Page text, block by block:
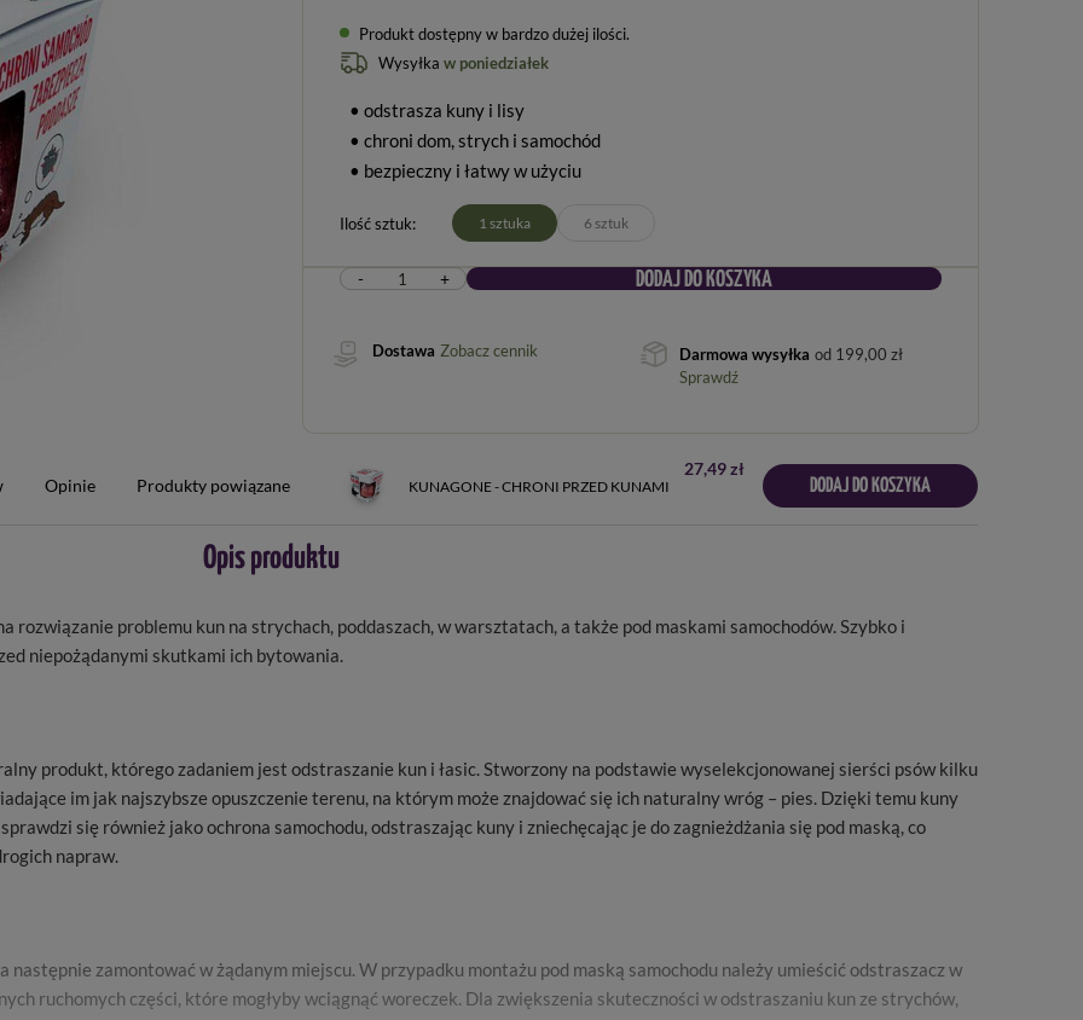
Produkt dostępny w bardzo dużej ilości
Wysyłka w poniedziałek
• odstrasza kuny i lisy
• chroni dom, strych i samochód
• bezpieczny i łatwy w użyciu
Ilość sztuk 1 sztuka 6 sztuk
- + DODAJ DO KOSZYKA
Dostawa Zobacz cennik Darmowa wysyłka od 199,00 zł
Sprawdź
Opinie Produkty powiązane KUNAGONE - CHRONI PRZED KUNAMI
27,49 zł
DODAJ DO KOSZYKA
Opis produktu
rozwiązanie problemu kun na strychach, poddaszach, w warsztatach, a także pod maskami samochodów. Szybko i
niepożądanymi skutkami ich bytowania.
produkt, którego zadaniem jest odstraszanie kun i łasic. Stworzony na podstawie wyselekcjonowanej sierści psów kilku
im jak najszybsze opuszczenie terenu, na którym może znajdować się ich naturalny wróg – pies. Dzięki temu kuny
się również jako ochrona samochodu, odstraszając kuny i zniechęcając je do zagnieżdżania się pod maską, co
napraw.
zamontować w żądanym miejscu. W przypadku montażu pod maską samochodu należy umieścić odstraszacz w
ruchomych części, które mogłyby wciągnąć woreczek. Dla zwiększenia skuteczności w odstraszaniu kun ze strychów,